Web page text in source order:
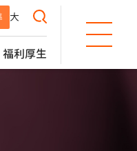
大
利厚生